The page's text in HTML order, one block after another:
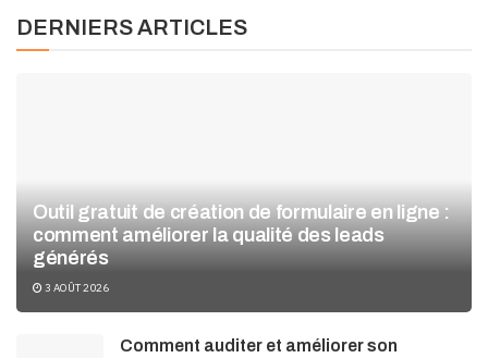
DERNIERS ARTICLES
Outil gratuit de création de formulaire en ligne :
comment améliorer la qualité des leads
générés
3 AOÛT 2026
Comment auditer et améliorer son